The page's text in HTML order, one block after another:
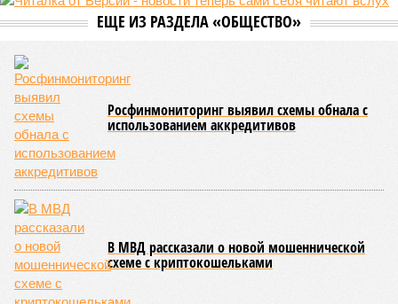
ЕЩЕ ИЗ РАЗДЕЛА «ОБЩЕСТВО»
Росфинмониторинг выявил схемы обнала с
использованием аккредитивов
В МВД рассказали о новой мошеннической
схеме с криптокошельками